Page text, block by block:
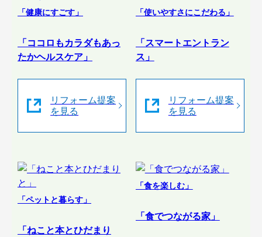
「健康にすごす」
「ココロもカラダもあっ
たかヘルスケア」
リフォーム提案
を見る
「使いやすさにこだわる」
「スマートエントラン
ス」
リフォーム提案
を見る
「ペットと暮らす」
「ねこと本とひだまり
「食を楽しむ」
「食でつながる家」